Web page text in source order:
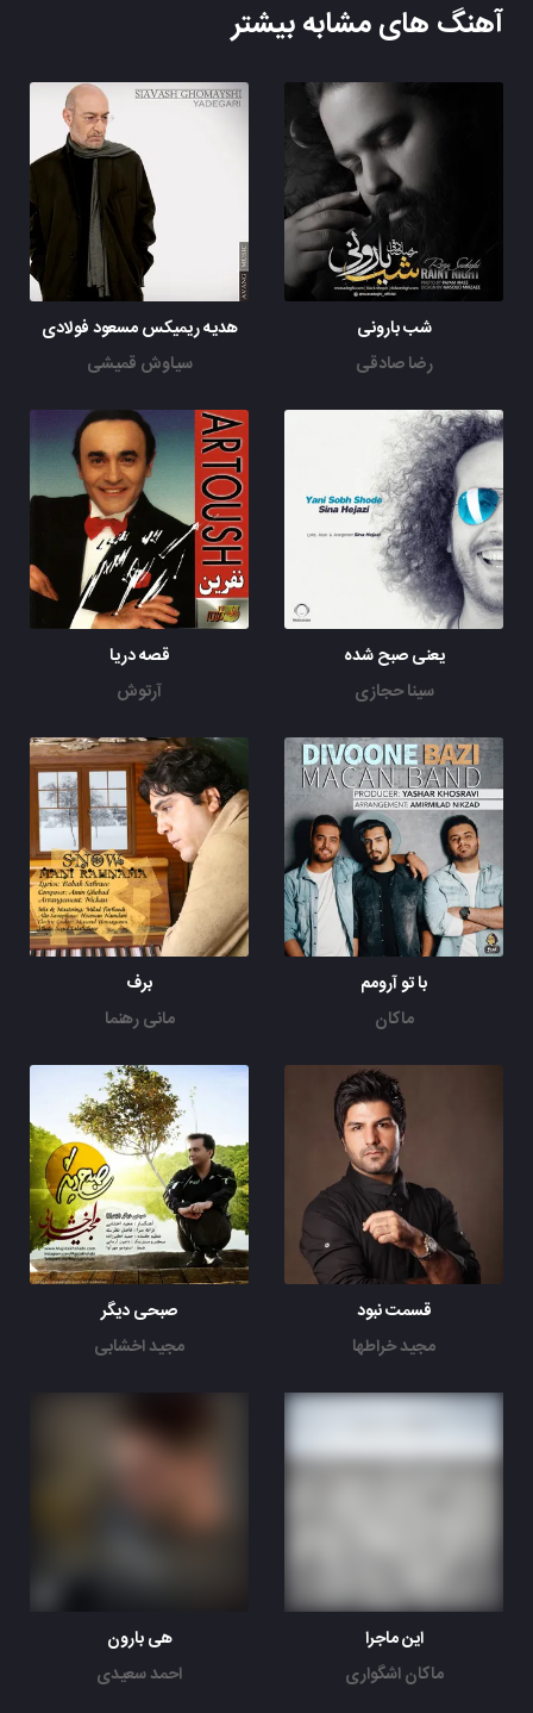
آهنگ های مشابه بیشتر
شب بارونی
رضا صادقی
هدیه ریمیکس مسعود فولادی
سیاوش قمیشی
یعنی صبح شده
سینا حجازی
قصه دریا
آرتوش
با تو آرومم
ماکان
برف
مانی رهنما
قسمت نبود
مجید خراطها
صبحی دیگر
مجید اخشابی
این ماجرا
ماکان اشگواری
هی بارون
احمد سعیدی